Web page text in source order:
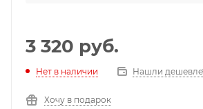
3 320 руб.
Нет в наличии Нашли
Хочу в подарок